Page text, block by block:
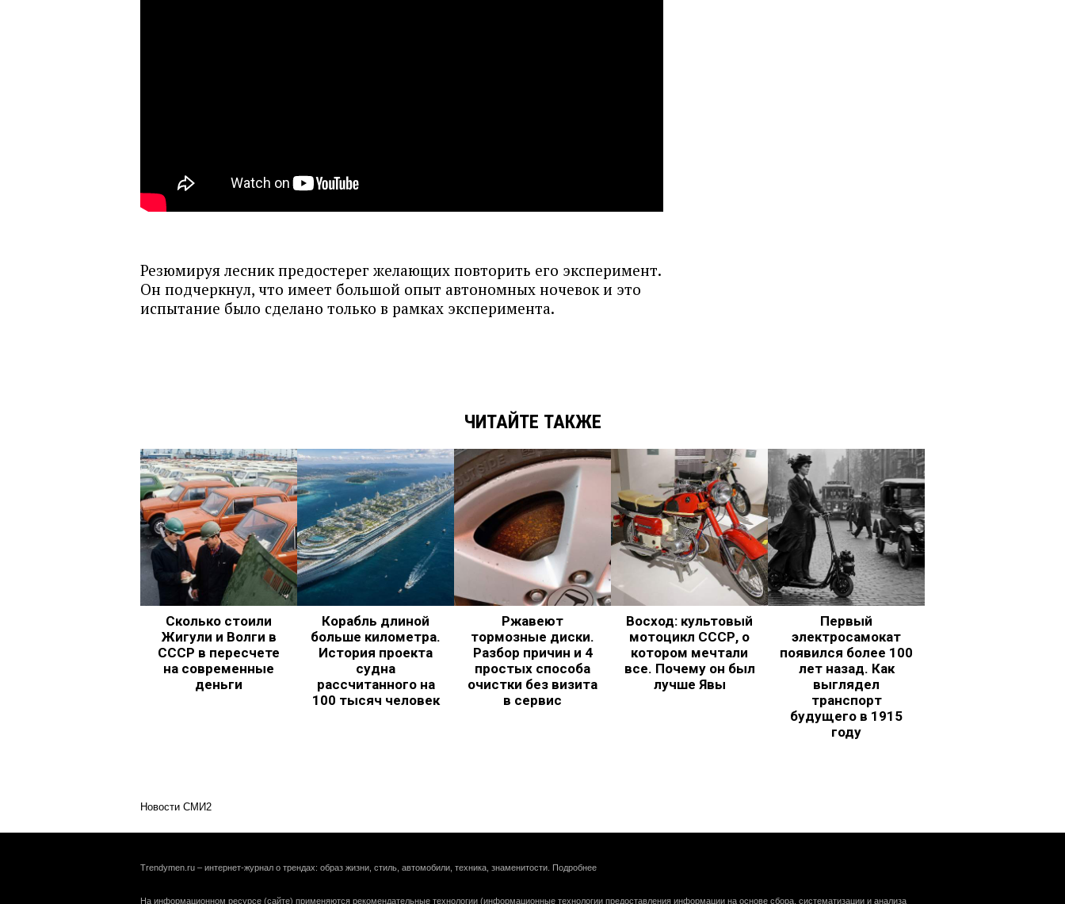
Резюмируя лесник предостерег желающих повторить его эксперимент.
Он подчеркнул, что имеет большой опыт автономных ночевок и это
испытание было сделано только в рамках эксперимента.
ЧИТАЙТЕ ТАКЖЕ
Сколько стоили
Жигули и Волги в
СССР в пересчете
на современные
деньги
Корабль длиной
больше километра.
История проекта
судна
рассчитанного на
100 тысяч человек
Ржавеют
тормозные диски.
Разбор причин и 4
простых способа
очистки без визита
в сервис
Восход: культовый
мотоцикл СССР, о
котором мечтали
все. Почему он был
лучше Явы
Первый
электросамокат
появился более 100
лет назад. Как
выглядел
транспорт
будущего в 1915
году
Новости СМИ2
Trendymen.ru – интернет-журнал о трендах: образ жизни, стиль, автомобили, техника, знаменитости. Подробнее
На информационном ресурсе (сайте) применяются рекомендательные технологии (информационные технологии предоставления информации на основе сбора, систематизации и анализа